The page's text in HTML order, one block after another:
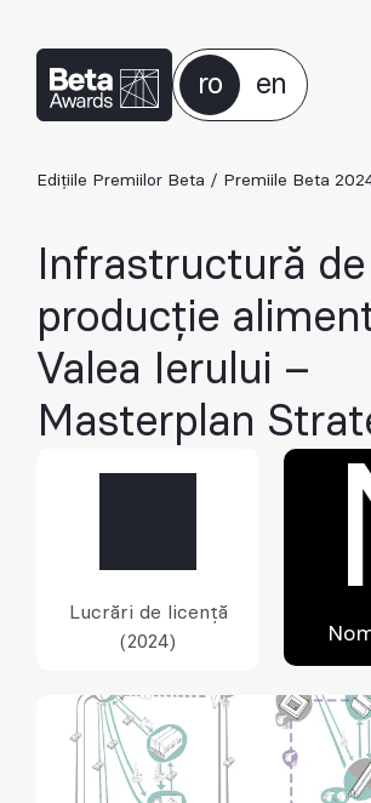
ro en
Edițiile Premiilor Beta / Premiile Beta
Infrastructură
producție
Valea Ierului –
Masterplan
Lucrări de licență
(2024)